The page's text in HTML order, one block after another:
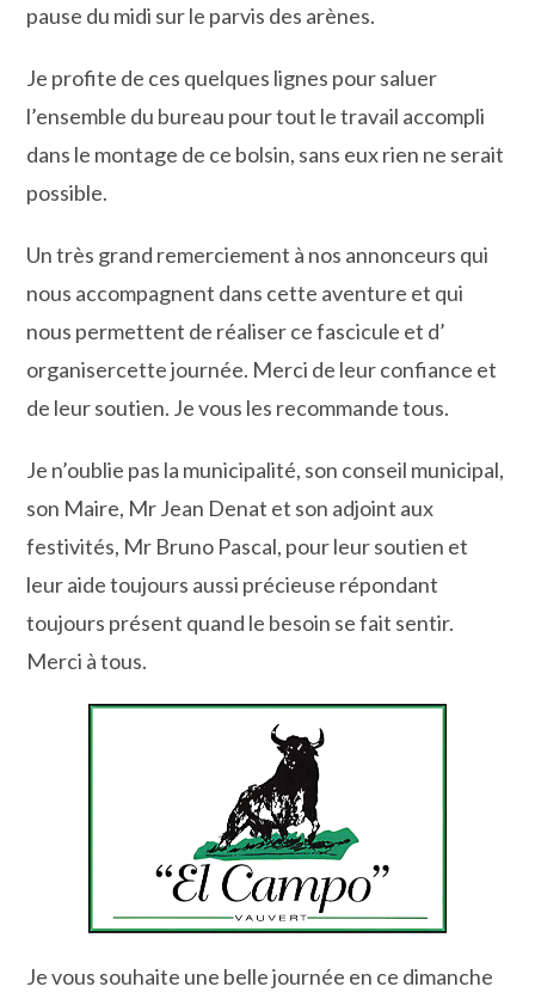
pause du midi sur le parvis des arènes.
Je profite de ces quelques lignes pour saluer
l’ensemble du bureau pour tout le travail accompli
dans le montage de ce bolsin, sans eux rien ne serait
possible.
Un très grand remerciement à nos annonceurs qui
nous accompagnent dans cette aventure et qui
nous permettent de réaliser ce fascicule et d’
organisercette journée. Merci de leur confiance et
de leur soutien. Je vous les recommande tous.
Je n’oublie pas la municipalité, son conseil municipal,
son Maire, Mr Jean Denat et son adjoint aux
festivités, Mr Bruno Pascal, pour leur soutien et
leur aide toujours aussi précieuse répondant
toujours présent quand le besoin se fait sentir.
Merci à tous.
Je vous souhaite une belle journée en ce dimanche